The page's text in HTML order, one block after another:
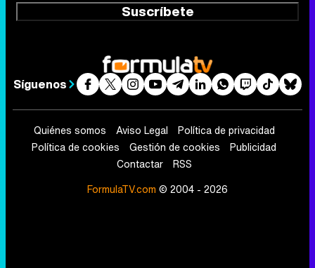
Suscríbete
Síguenos
Quiénes somos Aviso Legal
Política de privacidad
Política de cookies
Gestión de cookies
Publicidad
Contactar
RSS
FormulaTV.com © 2004 - 2026